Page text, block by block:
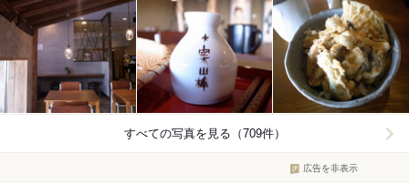
すべての写真を見る（709件）
広告を非表示